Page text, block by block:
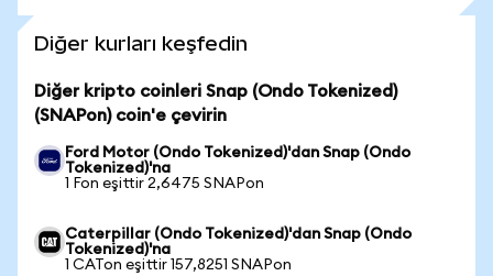
Diğer kurları keşfedin
Diğer kripto coinleri Snap (Ondo Tokenized)
(SNAPon) coin'e çevirin
Ford Motor (Ondo Tokenized)'dan Snap (Ondo
Tokenized)'na
1 Fon eşittir 2,6475 SNAPon
Caterpillar (Ondo Tokenized)'dan Snap (Ondo
Tokenized)'na
1 CATon eşittir 157,8251 SNAPon